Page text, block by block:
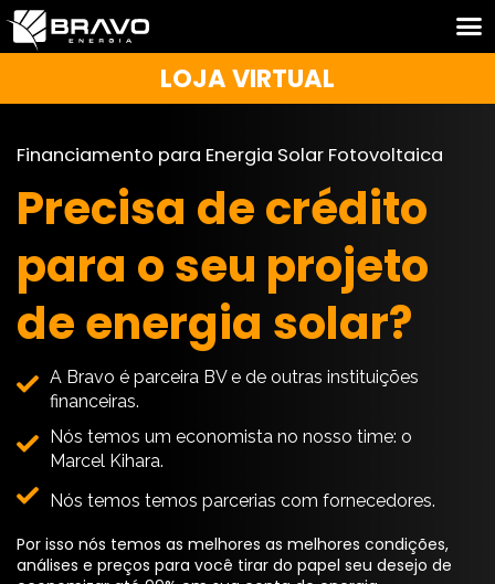
LOJA VIRTUAL
Financiamento para Energia Solar Fotovoltaica
Precisa de crédito
para o seu projeto
de energia solar?
A Bravo é parceira BV e de outras instituições
financeiras.
Nós temos um economista no nosso time: o
Marcel Kihara.
Nós temos temos parcerias com fornecedores.
Por isso nós temos as melhores as melhores condições,
análises e preços para você tirar do papel seu desejo de